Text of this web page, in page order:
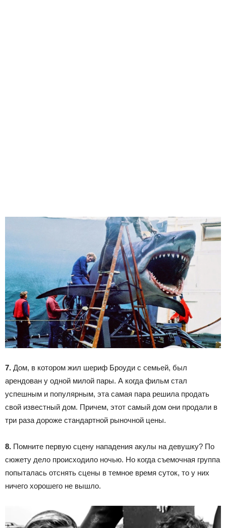
7. Дом, в котором жил шериф Броуди с семьей, был
арендован у одной милой пары. А когда фильм стал
успешным и популярным, эта самая пара решила продать
свой известный дом. Причем, этот самый дом они продали в
три раза дороже стандартной рыночной цены.
8. Помните первую сцену нападения акулы на девушку? По
сюжету дело происходило ночью. Но когда съемочная группа
попыталась отснять сцены в темное время суток, то у них
ничего хорошего не вышло.